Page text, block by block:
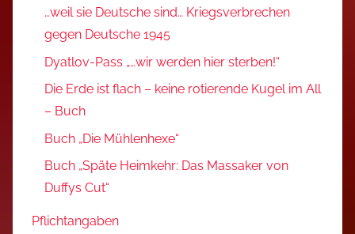
…weil sie Deutsche sind… Kriegsverbrechen
gegen Deutsche 1945
Dyatlov-Pass „…wir werden hier sterben!“
Die Erde ist flach – keine rotierende Kugel im All
– Buch
Buch „Die Mühlenhexe“
Buch „Späte Heimkehr: Das Massaker von
Duffys Cut“
Pflichtangaben